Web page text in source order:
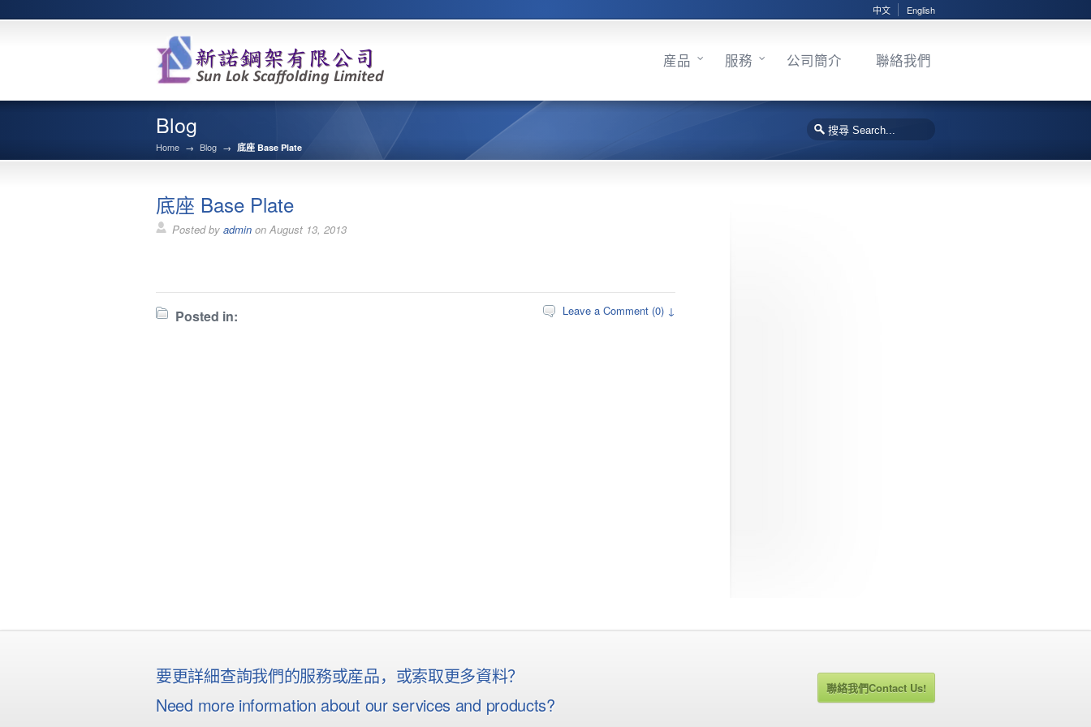
中文 English
産品 服務 公司簡介 聯絡我們
Blog
Home → Blog → 底座 Base Plate
底座 Base Plate
Posted by admin on August 13, 2013
Posted in: Leave a Comment (0) ↓
要更詳細查詢我們的服務或産品，或索取更多資料？
Need more information about our services and products?
聯絡我們Contact Us!